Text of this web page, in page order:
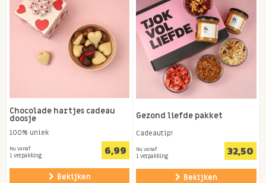
Chocolade hartjes cadeau
doosje
100% uniek
Nu vanaf
1 verpakking 6,99
Bekijken
Gezond liefde pakket
Cadeautip!
Nu vanaf
1 verpakking 32,50
Bekijken